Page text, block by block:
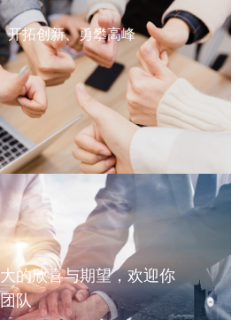
开拓创新、勇攀高峰
的欣喜与期望，欢迎你
队